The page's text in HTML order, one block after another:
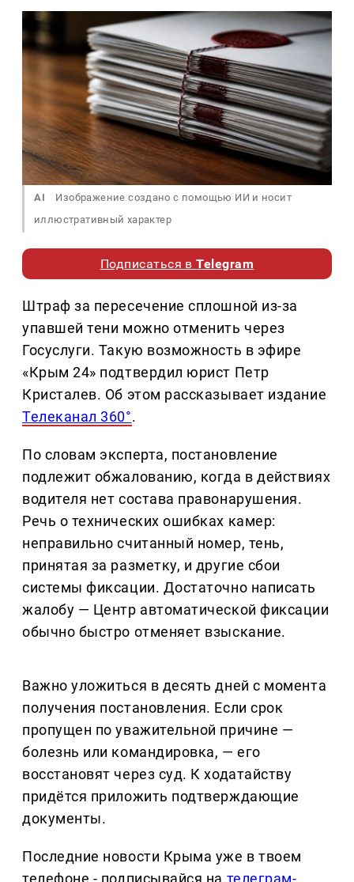
AI
Изображение создано с помощью ИИ и носит
иллюстративный характер
Подписаться вTelegram
Штраф за пересечение сплошной из-за
упавшей тени можно отменить через
Госуслуги. Такую возможность в эфире
«Крым 24» подтвердил юрист Петр
Кристалев. Об этом рассказывает издание
Телеканал 360°.
По словам эксперта, постановление
подлежит обжалованию, когда в действиях
водителя нет состава правонарушения.
Речь о технических ошибках камер:
неправильно считанный номер, тень,
принятая за разметку, и другие сбои
системы фиксации. Достаточно написать
жалобу — Центр автоматической фиксации
обычно быстро отменяет взыскание.
Важно уложиться в десять дней с момента
получения постановления. Если срок
пропущен по уважительной причине —
болезнь или командировка, — его
восстановят через суд. К ходатайству
придётся приложить подтверждающие
документы.
Последние новости Крыма уже в твоем